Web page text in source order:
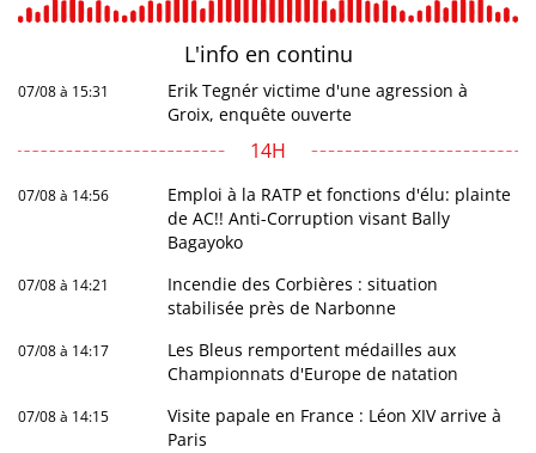
L'info en continu
07/08 à 15:31
Erik Tegnér victime d'une agression à
Groix, enquête ouverte
14H
07/08 à 14:56
Emploi à la RATP et fonctions d'élu: plainte
de AC!! Anti-Corruption visant Bally
Bagayoko
07/08 à 14:21
Incendie des Corbières : situation
stabilisée près de Narbonne
07/08 à 14:17
Les Bleus remportent médailles aux
Championnats d'Europe de natation
07/08 à 14:15
Visite papale en France : Léon XIV arrive à
Paris